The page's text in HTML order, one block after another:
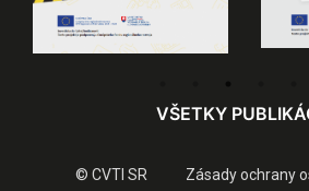
VŠETKY
© CVTI SR Zásady ochrany